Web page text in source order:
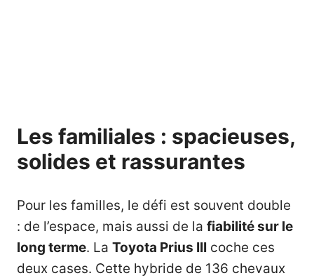
Les familiales : spacieuses,
solides et rassurantes
Pour les familles, le défi est souvent double
: de l’espace, mais aussi de la fiabilité sur le
long terme. La Toyota Prius III coche ces
deux cases. Cette hybride de 136 chevaux